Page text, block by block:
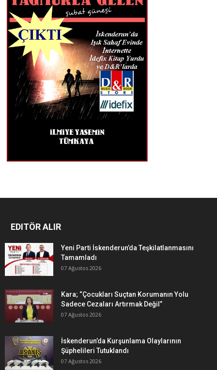
EDITÖR ALIR
Yeni Parti İskenderun’da Teşkilatlanmasını
Tamamladı
07 Ağustos 2026
Kara; “Çocukları Suçtan Korumanın Yolu
Sadece Cezaları Artırmak Değil”
07 Ağustos 2026
İskenderun’da Kurşunlama Olaylarının
Şüphelileri Tutuklandı
07 Ağustos 2026